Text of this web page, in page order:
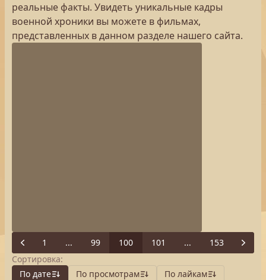
реальные факты. Увидеть уникальные кадры
военной хроники вы можете в фильмах,
представленных в данном разделе нашего сайта.
Previous
1 ... 99 100 101 ... 153
Next
Сортировка:
По дате
По просмотрам По лайкам